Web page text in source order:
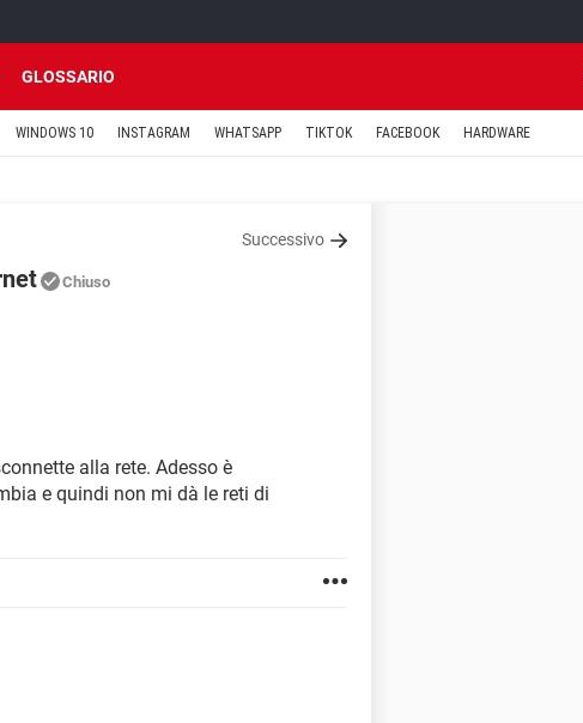
GLOSSARIO
WINDOWS 10 INSTAGRAM WHATSAPP TIKTOK FACEBOOK HARDWARE
Successivo
Chiuso
alla rete. Adesso è
e quindi non mi dà le reti di